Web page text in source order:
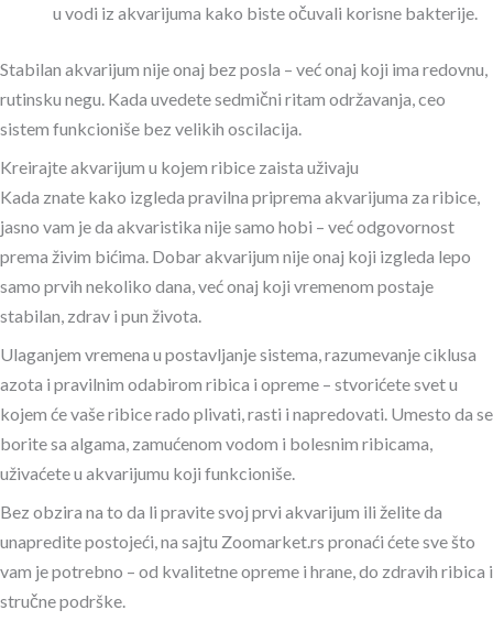
u vodi iz akvarijuma kako biste očuvali korisne bakterije.
Stabilan akvarijum nije onaj bez posla – već onaj koji ima redovnu,
rutinsku negu. Kada uvedete sedmični ritam održavanja, ceo
sistem funkcioniše bez velikih oscilacija.
Kreirajte akvarijum u kojem ribice zaista uživaju
Kada znate kako izgleda pravilna priprema akvarijuma za ribice,
jasno vam je da akvaristika nije samo hobi – već odgovornost
prema živim bićima. Dobar akvarijum nije onaj koji izgleda lepo
samo prvih nekoliko dana, već onaj koji vremenom postaje
stabilan, zdrav i pun života.
Ulaganjem vremena u postavljanje sistema, razumevanje ciklusa
azota i pravilnim odabirom ribica i opreme – stvorićete svet u
kojem će vaše ribice rado plivati, rasti i napredovati. Umesto da se
borite sa algama, zamućenom vodom i bolesnim ribicama,
uživaćete u akvarijumu koji funkcioniše.
Bez obzira na to da li pravite svoj prvi akvarijum ili želite da
unapredite postojeći, na sajtu Zoomarket.rs pronaći ćete sve što
vam je potrebno – od kvalitetne opreme i hrane, do zdravih ribica i
stručne podrške.